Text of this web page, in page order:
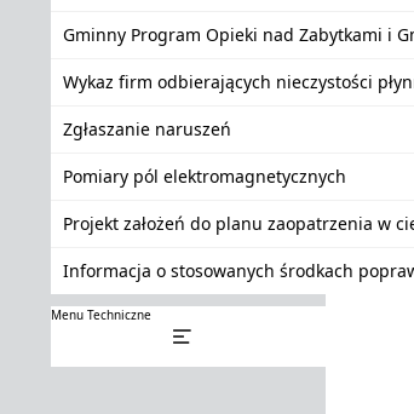
Gminny Program Opieki nad Zabytkami i
Wykaz firm odbierających nieczystości
Zgłaszanie naruszeń
Pomiary pól elektromagnetycznych
Projekt założeń do planu zaopatrzenia w
Informacja o stosowanych środkach
Menu Techniczne